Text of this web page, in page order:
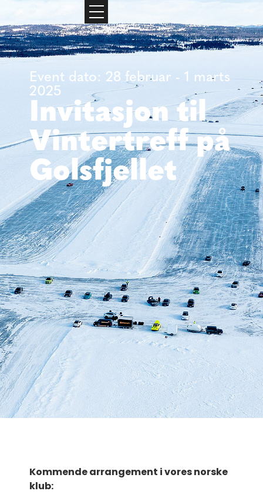
Event dato: 28 februar - 1 marts
2025
Invitasjon til
Vintertreff på
Golsfjellet
Kommende arrangement i vores norske
klub: